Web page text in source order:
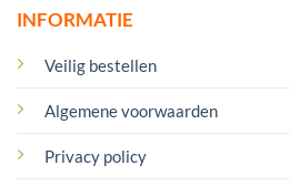
INFORMATIE
Veilig bestellen
Algemene voorwaarden
Privacy policy